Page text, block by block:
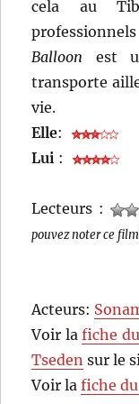
cela au
Balloon est
transporte
vie.
Elle:
Lui :
Lecteurs :
pouvez noter ce film
Acteurs:
Voir lafiche
Tseden sur le
Voir lafiche